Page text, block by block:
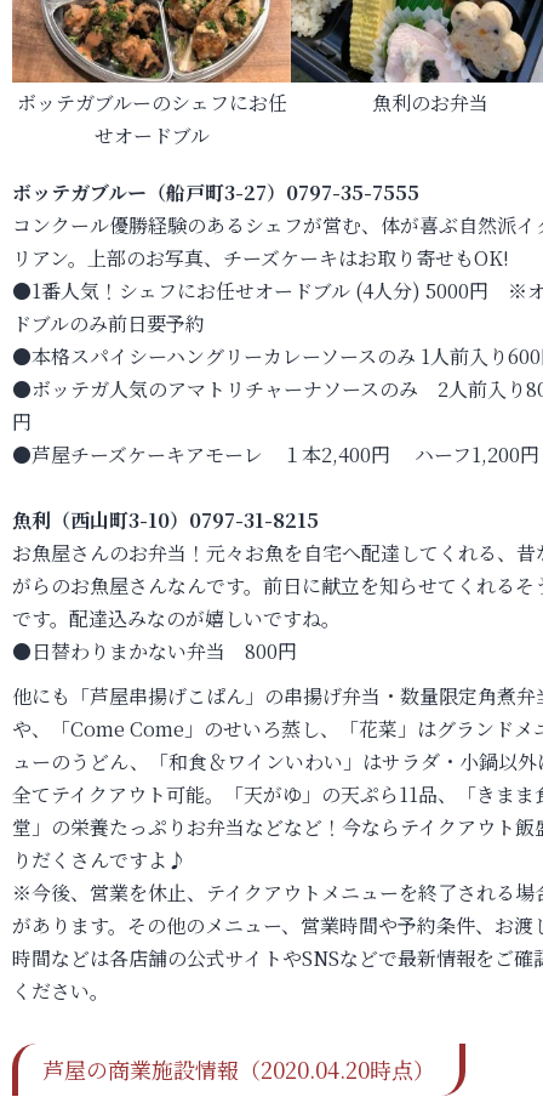
ボッテガブルーのシェフにお任
せオードブル
魚利のお弁当
ボッテガブルー（船戸町3-27）0797-35-7555
コンクール優勝経験のあるシェフが営む、体が喜ぶ自然派イ
リアン。上部のお写真、チーズケーキはお取り寄せもOK!
●1番人気！シェフにお任せオードブル (4人分) 5000円 ※
ドブルのみ前日要予約
●本格スパイシーハングリーカレーソースのみ 1人前入り
●ボッテガ人気のアマトリチャーナソースのみ 2人前入り
円
●芦屋チーズケーキアモーレ １本2,400円 ハーフ1,200円
魚利（西山町3-10）0797-31-8215
お魚屋さんのお弁当！元々お魚を自宅へ配達してくれる、昔
がらのお魚屋さんなんです。前日に献立を知らせてくれるそ
です。配達込みなのが嬉しいですね。
●日替わりまかない弁当 800円
他にも「芦屋串揚げこぱん」の串揚げ弁当・数量限定角煮弁
や、「Come Come」のせいろ蒸し、「花菜」はグランドメ
ューのうどん、「和食＆ワインいわい」はサラダ・小鍋以外
全てテイクアウト可能。「天がゆ」の天ぷら11品、「きまま
堂」の栄養たっぷりお弁当などなど！今ならテイクアウト飯
りだくさんですよ♪
※今後、営業を休止、テイクアウトメニューを終了される場
があります。その他のメニュー、営業時間や予約条件、お渡
時間などは各店舗の公式サイトやSNSなどで最新情報をご確
ください。
芦屋の商業施設情報（2020.04.20時点）